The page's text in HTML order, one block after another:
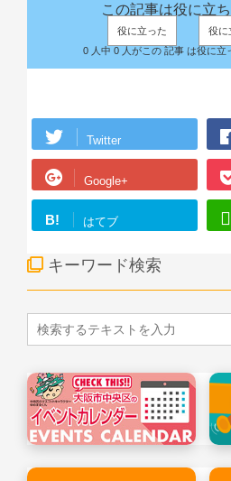
この記事は役に立
役に立った
役に
0 人中 0 人がこの 記事 は役に立
Twitter
Google+
B! はてブ
キーワード検索